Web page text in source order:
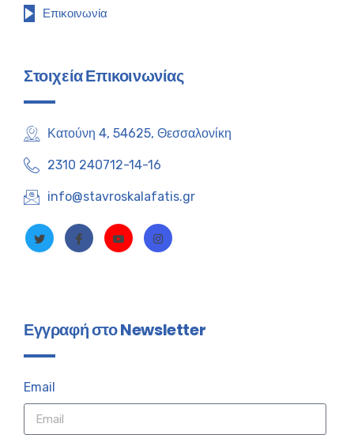
Επικοινωνία
Στοιχεία Επικοινωνίας
Κατούνη 4, 54625, Θεσσαλονίκη
2310 240712-14-16
info@stavroskalafatis.gr
Εγγραφή στο Newsletter
Email